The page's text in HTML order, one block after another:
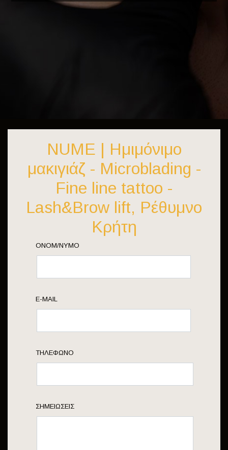
ΟΝΟΜ/ΝΥΜΟ
E-MAIL
ΤΗΛΈΦΩΝΟ
ΣΗΜΕΙΏΣΕΙΣ
NUME | Ημιμόνιμο
μακιγιάζ - Microblading -
Fine line tattoo -
Lash&Brow lift, Ρέθυμνο
Κρήτη